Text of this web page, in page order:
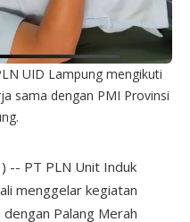
UID Lampung mengikuti
sama dengan PMI Provinsi
-- PT PLN Unit Induk
menggelar kegiatan
Palang Merah